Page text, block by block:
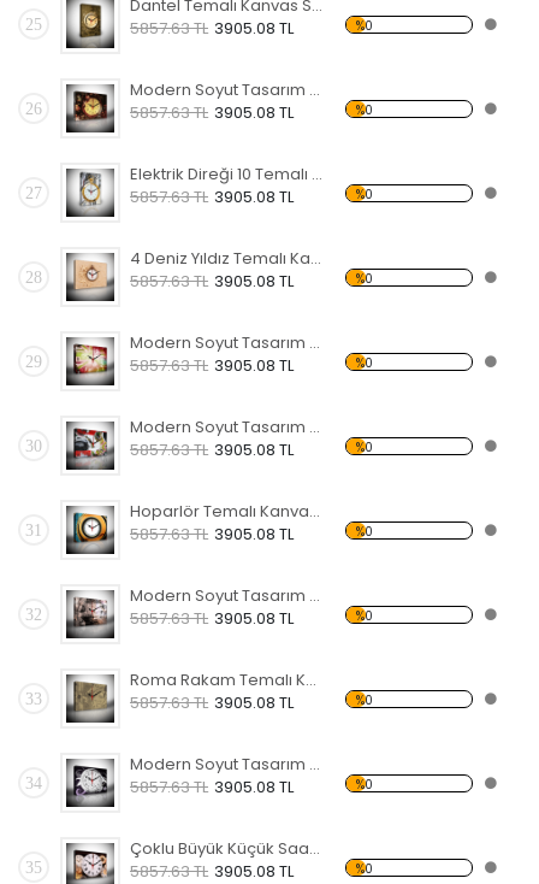
25
Dantel Temalı Kanvas Saat
5857.63 TL 3905.08 TL %0
26
Modern Soyut Tasarım 16 Temalı Kanvas Saat
5857.63 TL 3905.08 TL %0
27
Elektrik Direği 10 Temalı Kanvas Saat
5857.63 TL 3905.08 TL %0
28
4 Deniz Yıldız Temalı Kanvas Saat
5857.63 TL 3905.08 TL %0
29
Modern Soyut Tasarım 15 Temalı Kanvas Saat
5857.63 TL 3905.08 TL %0
30
Modern Soyut Tasarım 14 Temalı Kanvas Saat
5857.63 TL 3905.08 TL %0
31
Hoparlör Temalı Kanvas Saat
5857.63 TL 3905.08 TL %0
32
Modern Soyut Tasarım 13 Temalı Kanvas Saat
5857.63 TL 3905.08 TL %0
33
Roma Rakam Temalı Kanvas Saat
5857.63 TL 3905.08 TL %0
34
Modern Soyut Tasarım 11 Temalı Kanvas Saat
5857.63 TL 3905.08 TL %0
35
Çoklu Büyük Küçük Saat Temalı Kanvas Saat
5857.63 TL 3905.08 TL %0